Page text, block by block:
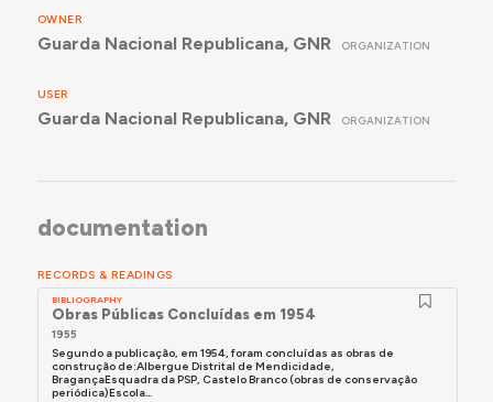
OWNER
Guarda Nacional Republicana, GNR ORGANIZATION
USER
Guarda Nacional Republicana, GNR ORGANIZATION
documentation
RECORDS & READINGS
BIBLIOGRAPHY
Obras Públicas Concluídas em 1954
1955
Segundo a publicação, em 1954, foram concluídas as obras de
construção de:Albergue Distrital de Mendicidade,
BragançaEsquadra da PSP, Castelo Branco (obras de conservação
periódica)Escola...